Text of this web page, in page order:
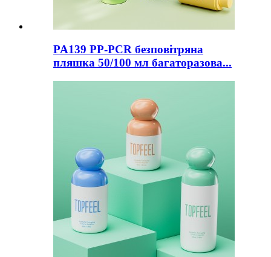
PA139 PP-PCR безповітряна
пляшка 50/100 мл багаторазова...